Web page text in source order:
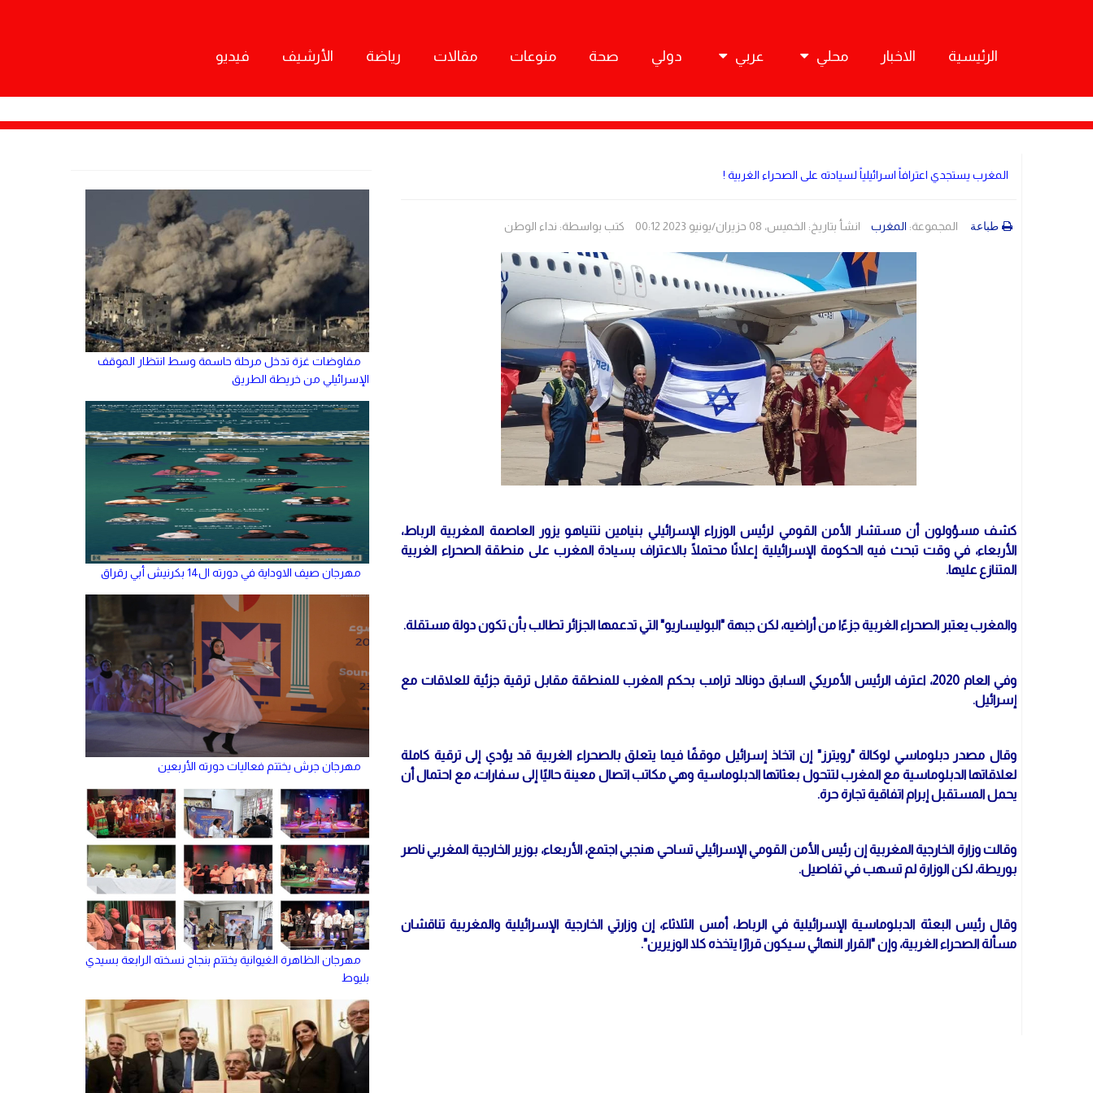
الرئيسية الاخبار محلي عربي دولي صحة منوعات مقالات رياضة الأرشيف فيديو
المغرب يستجدي اعترافاً اسرائيلياً لسيادته على الصحراء الغربية !
المجموعة: المغرب انشأ بتاريخ: الخميس، 08 حزيران/يونيو 2023 00:12 كتب بواسطة: نداء الوطن طباعة
كشف مسؤولون أن مستشار الأمن القومي لرئيس الوزراء الإسرائيلي بنيامين نتنياهو يزور العاصمة المغربية الرباط،
الأربعاء، في وقت تبحث فيه الحكومة الإسرائيلية إعلانًا محتملًا بالاعتراف بسيادة المغرب على منطقة الصحراء الغربية
المتنازع عليها.
والمغرب يعتبر الصحراء الغربية جزءًا من أراضيه، لكن جبهة "البوليساريو" التي تدعمها الجزائر تطالب بأن تكون دولة مستقلة.
وفي العام 2020، اعترف الرئيس الأمريكي السابق دونالد ترامب بحكم المغرب للمنطقة مقابل ترقية جزئية للعلاقات مع
إسرائيل.
وقال مصدر دبلوماسي لوكالة "رويترز" إن اتخاذ إسرائيل موقفًا فيما يتعلق بالصحراء الغربية قد يؤدي إلى ترقية كاملة
لعلاقاتها الدبلوماسية مع المغرب لتتحول بعثاتها الدبلوماسية وهي مكاتب اتصال معينة حاليًا إلى سفارات، مع احتمال أن
يحمل المستقبل إبرام اتفاقية تجارة حرة.
وقالت وزارة الخارجية المغربية إن رئيس الأمن القومي الإسرائيلي تساحي هنجبي اجتمع، الأربعاء، بوزير الخارجية المغربي ناصر
بوريطة، لكن الوزارة لم تسهب في تفاصيل.
وقال رئيس البعثة الدبلوماسية الإسرائيلية في الرباط، أمس الثلاثاء، إن وزارتي الخارجية الإسرائيلية والمغربية تناقشان
مسألة الصحراء الغربية، وإن "القرار النهائي سيكون قرارًا يتخذه كلا الوزيرين".
مفاوضات غزة تدخل مرحلة حاسمة وسط انتظار الموقف
الإسرائيلي من خريطة الطريق
مهرجان صيف الاوداية في دورته ال14 بكرنيش أبي رقراق
مهرجان جرش يختتم فعاليات دورته الأربعين
مهرجان الظاهرة الغيوانية يختتم بنجاح نسخته الرابعة بسيدي
بليوط